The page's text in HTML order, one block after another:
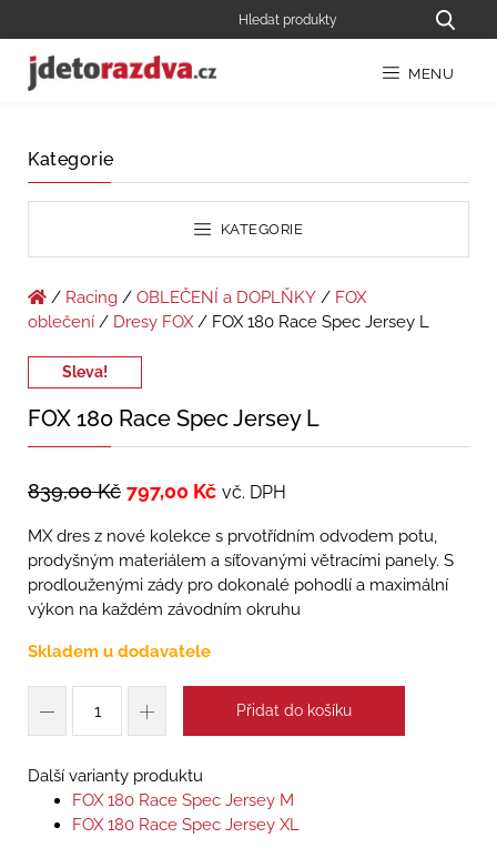
MENU
Kategorie
KATEGORIE
/ Racing / OBLEČENÍ a DOPLŇKY / FOX
oblečení / Dresy FOX/ FOX 180 Race Spec Jersey L
Sleva!
FOX 180 Race Spec Jersey L
839,00Kč 797,00 Kč vč. DPH
MX dres z nové kolekce s prvotřídním odvodem potu,
prodyšným materiálem a síťovanými větracími panely. S
prodlouženými zády pro dokonalé pohodlí a maximální
výkon na každém závodním okruhu
Skladem u dodavatele
Přidat do košíku
Další varianty produktu
FOX 180 Race Spec Jersey M
FOX 180 Race Spec Jersey XL